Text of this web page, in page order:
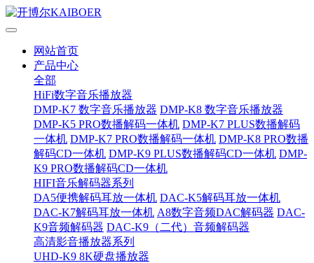
网站首页
产品中心
全部
HiFi数字音乐播放器
DMP-K7 数字音乐播放器 DMP-K8 数字音乐播放器
DMP-K5 PRO数播解码一体机 DMP-K7 PLUS数播解码
一体机 DMP-K7 PRO数播解码一体机 DMP-K8 PRO数播
解码CD一体机 DMP-K9 PLUS数播解码CD一体机 DMP-
K9 PRO数播解码CD一体机
HIFI音乐解码器系列
DA5便携解码耳放一体机 DAC-K5解码耳放一体机
DAC-K7解码耳放一体机 A8数字音频DAC解码器 DAC-
K9音频解码器 DAC-K9（二代）音频解码器
高清影音播放器系列
UHD-K9 8K硬盘播放器